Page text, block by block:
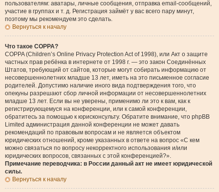
пользователям: аватары, личные сообщения, отправка email-сообщений,
участие в группах и т. д. Регистрация займёт у вас всего пару минут,
поэтому мы рекомендуем это сделать.
Вернуться к началу
Что такое COPPA?
COPPA (Children’s Online Privacy Protection Act of 1998), или Акт о защите
частных прав ребёнка в интернете от 1998 г. — это закон Соединённых
Штатов, требующий от сайтов, которые могут собирать информацию от
несовершеннолетних младше 13 лет, иметь на это письменное согласие
родителей. Допустимо наличие иного вида подтверждения того, что
опекуны разрешают сбор личной информации от несовершеннолетних
младше 13 лет. Если вы не уверены, применимо ли это к вам, как к
регистрирующемуся на конференции, или к самой конференции,
обратитесь за помощью к юрисконсульту. Обратите внимание, что phpBB
Limited администрация данной конференции не может давать
рекомендаций по правовым вопросам и не является объектом
юридических отношений, кроме указанных в ответе на вопрос «С кем
можно связаться по вопросу некорректного использования и/или
юридических вопросов, связанных с этой конференцией?».
Примечание переводчика: в России данный акт не имеет юридической
силы.
Вернуться к началу